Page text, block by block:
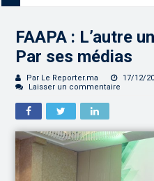
FAAPA : L’autre
Par ses médias
Par Le Reporter.ma 17/12/
Laisser un commentaire